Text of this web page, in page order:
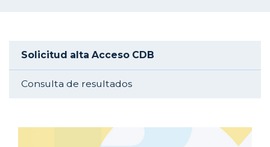
Aside navigation
Solicitud alta Acceso CDB
Consulta de resultados